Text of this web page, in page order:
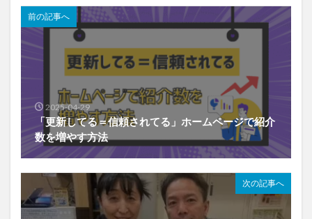
前の記事へ
2025-04-29
「更新してる＝信頼されてる」ホームページで紹介
数を増やす方法
次の記事へ